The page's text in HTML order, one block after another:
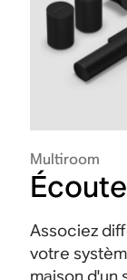
Multiroom
Associez
votre